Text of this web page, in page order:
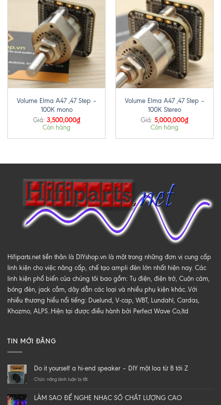
Volume Elma A47 ,47 Step –
100K mono
Giá: 3,500,000₫
Còn hàng
Volume Elma A47 ,47 Step –
100K Stereo
Giá: 5,000,000₫
Còn hàng
Hifiparts.net tiền thân là DIYshop.vn là một trong những đơn vị cung cấp
linh kiện cho việc nâng cấp, chế tạo ampli đèn lớn nhất hiện nay. Các
linh kiện phổ biến của chúng tôi bao gồm: Tụ điện, điện trở, Cuộn cảm,
bóng đèn, jack cắm, dây dẫn các loại và nhiều phụ kiện khác..Với
nhiều thương hiểu nổi tiếng: Duelund, V-cap, WBT, Lundahl, Cardas,
Khozmo, ALPS..Hiện tại được điều hành bởi Perfect Wave Co,ltd
TIN MỚI ĐĂNG
Do it yourself a hi-end speaker – DIY một loa từ B tới Z
Chức năng bình luận bị tắtở
yourself
LÀM SAO ĐỂ NGHE NHẠC SỐ CHẤT LƯỢNG CAO